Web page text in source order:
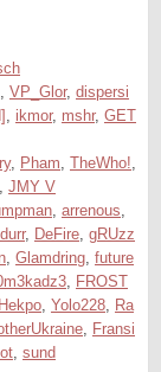
, VP_Glor, dispersi
, ikmor, mshr, GET
, Pham, TheWho!,
, JMY V
, arrenous,
, DeFire, gRUzz
, Glamdring, future
, FROST
, Yolo228, Ra
, Fransi
, sund